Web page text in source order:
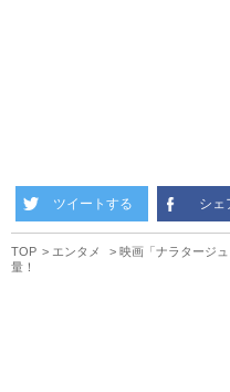
ツイートする シェ
TOP エンタメ
映画「ナラタージ
量！